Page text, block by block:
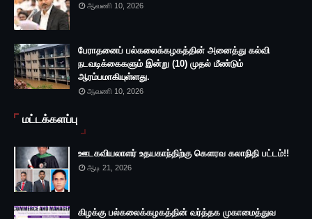
ஆவணி 10, 2026
பேராதனைப் பல்கலைக்கழகத்தின் அனைத்து கல்வி
நடவடிக்கைகளும் இன்று (10) முதல் மீண்டும்
ஆரம்பமாகியுள்ளது.
ஆவணி 10, 2026
மட்டக்களப்பு
ஊடகவியலாளர் உதயகாந்திற்கு கௌரவ கலாநிதி பட்டம்!!
ஆடி 21, 2026
கிழக்கு பல்கலைக்கழகத்தின் வர்த்தக முகாமைத்துவ